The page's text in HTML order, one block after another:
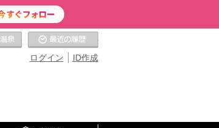
ID作成
ログイン
お気に入りの温泉